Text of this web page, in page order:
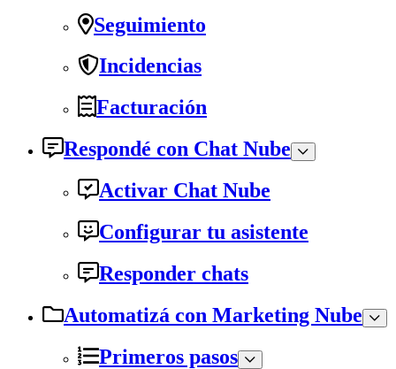
Seguimiento
Incidencias
Facturación
Respondé con Chat Nube
Activar Chat Nube
Configurar tu asistente
Responder chats
Automatizá con Marketing Nube
Primeros pasos